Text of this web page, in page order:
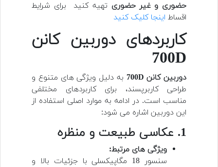
حضوری و غیر حضوری تهیه کنید برای شرایط
اقساط اینجا کلیک کنید
کاربردهای دوربین کانن
700D
دوربین کانن 700D
به دلیل ویژگی های متنوع و
طراحی کاربرپسند، برای کاربردهای مختلفی
مناسب است. در ادامه به موارد اصلی استفاده از
این دوربین اشاره می شود:
1. عکاسی طبیعت و منظره
ویژگی های مرتبط:
سنسور 18 مگاپیکسلی با جزئیات بالا و